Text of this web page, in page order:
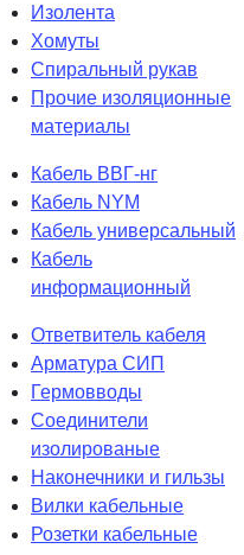
Изолента
Хомуты
Спиральный рукав
Прочие изоляционные
материалы
Кабель ВВГ-нг
Кабель NYM
Кабель универсальный
Кабель
информационный
Ответвитель кабеля
Арматура СИП
Гермовводы
Соединители
изолированые
Наконечники и гильзы
Вилки кабельные
Розетки кабельные